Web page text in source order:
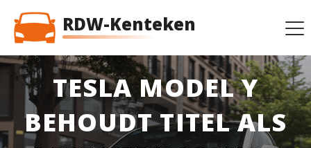
RDW-Kenteken
TESLA MODEL Y
BEHOUDT TITEL ALS